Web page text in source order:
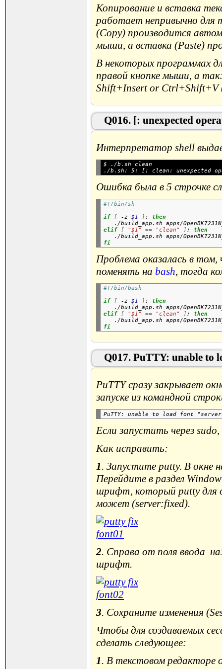
Копирование и вставка
работает непривычно для
(Copy) производится
мыши, а вставка (Paste)
В некоторых программах
правой кнопке мыши, а
Shift+Insert or Ctrl+Shift+V
Q016. [: unexpected
Интерпретатор shell
$ ./b.sh clean
Ошибка была в 5 строчке
#!/bin/sh
if
[ -z $1 ] ; then
./build_app.sh apps/
elif
[ "$1" == "clean" ] ; then
./build_app.sh apps/
fi
Проблема оказалась в
поменять на bash, тогда
#!/bin/bash
if
[ -z $1 ] ; then
./build_app.sh apps/
elif
[ "$1" == "clean" ] ; then
./build_app.sh apps/
fi
Q017. PuTTY: unable to
PuTTY сразу закрывает
запуске из командной
Если запустить через
Как исправить:
1. Запустите putty. В окне
Перейдите в раздел
шрифт, который putty для
может (server:fixed).
2. Справа от поля ввода
шрифт.
3. Сохраните изменения
Чтобы для создаваемых
сделать следующее:
1. В текстовом редакторе